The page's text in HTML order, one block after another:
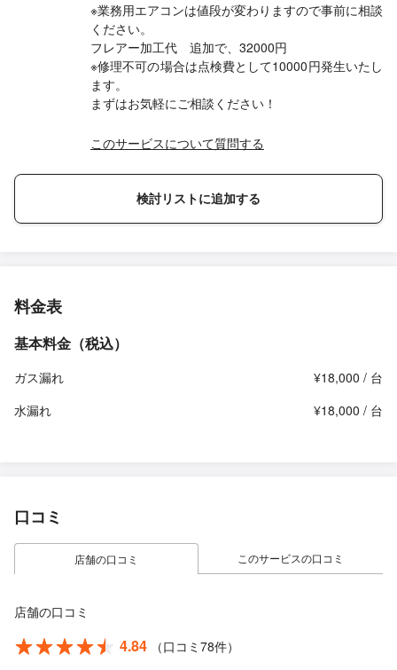
※業務用エアコンは値段が変わりますので事前に相談
ください。
フレアー加工代 追加で、32000円
※修理不可の場合は点検費として10000円発生いたし
ます。
まずはお気軽にご相談ください！
このサービスについて質問する
検討リストに追加する
料金表
基本料金（税込）
ガス漏れ
¥18,000 / 台
水漏れ
¥18,000 / 台
口コミ
店舗の口コミ このサービスの口コミ
店舗の口コミ
4.84
（口コミ78件）